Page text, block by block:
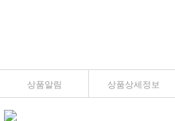
상품알림 상품상세정보